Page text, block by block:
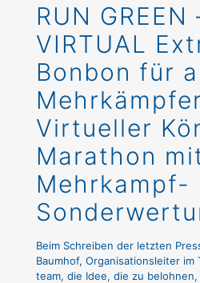
RUN GREEN
VIRTUAL
Bonbon für
Mehrkämpfer
Virtueller
Marathon
Mehrkampf-
Beim Schreiben der letzten
Baumhof, Organisationsleiter im
team, die Idee, die zu